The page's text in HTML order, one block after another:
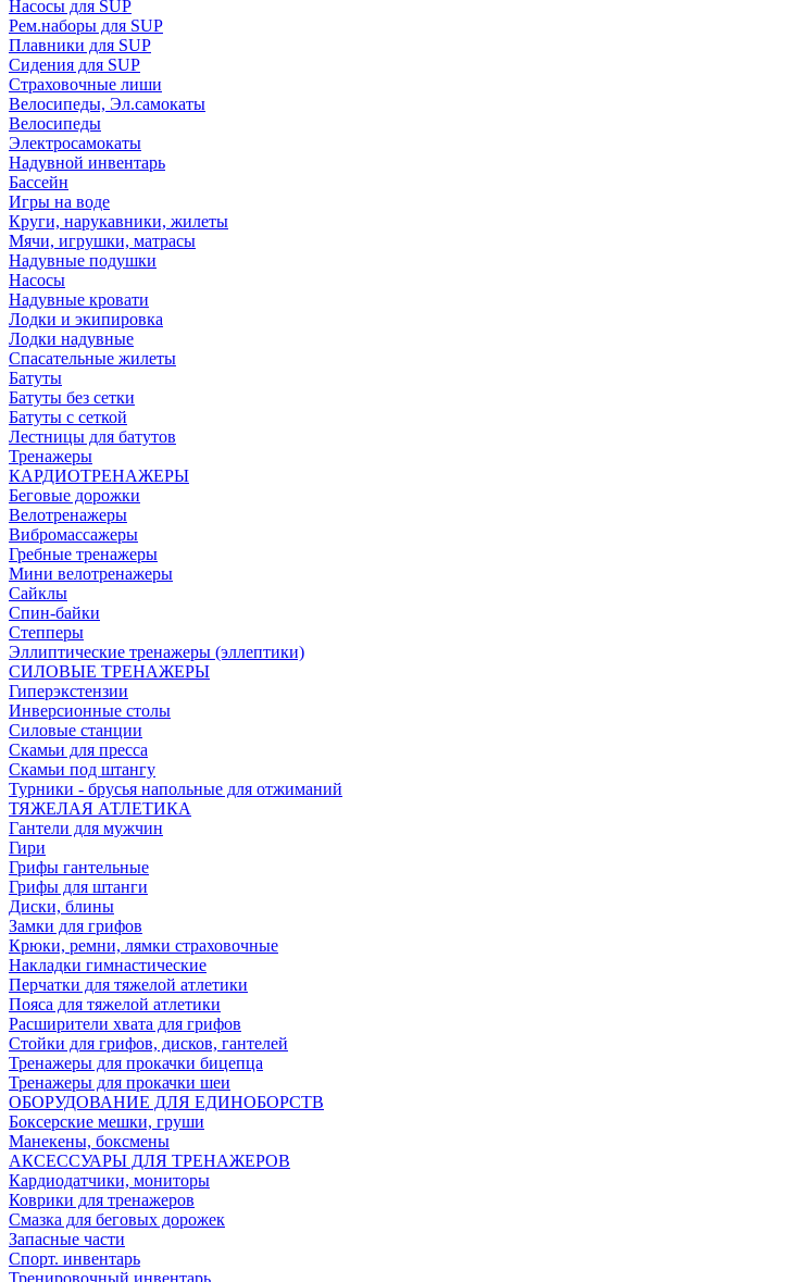
Насосы для SUP
Рем.наборы для SUP
Плавники для SUP
Сидения для SUP
Страховочные лиши
Велосипеды, Эл.самокаты
Велосипеды
Электросамокаты
Надувной инвентарь
Бассейн
Игры на воде
Круги, нарукавники, жилеты
Мячи, игрушки, матрасы
Надувные подушки
Насосы
Надувные кровати
Лодки и экипировка
Лодки надувные
Спасательные жилеты
Батуты
Батуты без сетки
Батуты с сеткой
Лестницы для батутов
Тренажеры
КАРДИОТРЕНАЖЕРЫ
Беговые дорожки
Велотренажеры
Вибромассажеры
Гребные тренажеры
Мини велотренажеры
Сайклы
Спин-байки
Степперы
Эллиптические тренажеры (эллептики)
СИЛОВЫЕ ТРЕНАЖЕРЫ
Гиперэкстензии
Инверсионные столы
Силовые станции
Скамьи для пресса
Скамьи под штангу
Турники - брусья напольные для отжиманий
ТЯЖЕЛАЯ АТЛЕТИКА
Гантели для мужчин
Гири
Грифы гантельные
Грифы для штанги
Диски, блины
Замки для грифов
Крюки, ремни, лямки страховочные
Накладки гимнастические
Перчатки для тяжелой атлетики
Пояса для тяжелой атлетики
Расширители хвата для грифов
Стойки для грифов, дисков, гантелей
Тренажеры для прокачки бицепца
Тренажеры для прокачки шеи
ОБОРУДОВАНИЕ ДЛЯ ЕДИНОБОРСТВ
Боксерские мешки, груши
Манекены, боксмены
АКСЕССУАРЫ ДЛЯ ТРЕНАЖЕРОВ
Кардиодатчики, мониторы
Коврики для тренажеров
Смазка для беговых дорожек
Запасные части
Спорт. инвентарь
Тренировочный инвентарь